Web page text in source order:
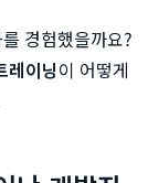
경험했을까요?
레이닝이 어떻게